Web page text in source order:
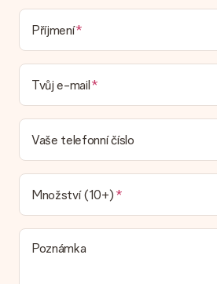
Dodací lhůta, možnosti
doručení
Mohu si vybrat datum dodání?
Není možné zvolit konkrétní datum
Jaká je dodací lhůta a kdy
Dodací lhůtu naleznete na stránce
náš dopravce vám dodá váš dárek.
Jaké možnosti doručení si mohu
V současné době není možné zvolit
který chcete objednat, je buď odeslán
doručování poštovní schránky.
možnost spadá vaše objednávka?
zákaznický servis.
Příjmení
Tvůj e-mail
Vaše telefonní číslo
Množství (10+)
Poznámka